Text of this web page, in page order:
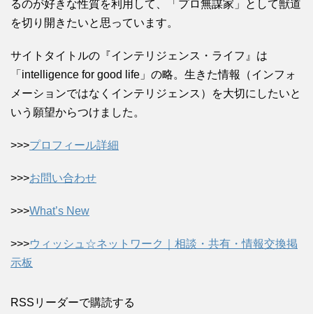
るのが好きな性質を利用して、「プロ無謀家」として獣道
を切り開きたいと思っています。
サイトタイトルの『インテリジェンス・ライフ』は
「intelligence for good life」の略。生きた情報（インフォ
メーションではなくインテリジェンス）を大切にしたいと
いう願望からつけました。
>>>プロフィール詳細
>>>お問い合わせ
>>>What’s New
>>>ウィッシュ☆ネットワーク｜相談・共有・情報交換掲
示板
RSSリーダーで購読する